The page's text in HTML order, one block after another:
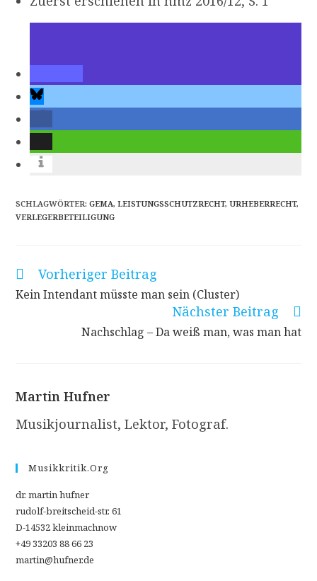
SCHLAGWÖRTER:GEMA, LEISTUNGSSCHUTZRECHT, URHEBERRECHT,
VERLEGERBETEILIGUNG
Weitere
ansehen
Vorheriger Beitrag
Kein Intendant müsste man sein (Cluster)
Nächster Beitrag
Nachschlag – Da weiß man, was man hat
Martin Hufner
Musikjournalist, Lektor, Fotograf.
Musikkritik.org
dr. martin hufner
rudolf-breitscheid-str. 61
D-14532 kleinmachnow
+49 33203 88 66 23
martin@hufner.de